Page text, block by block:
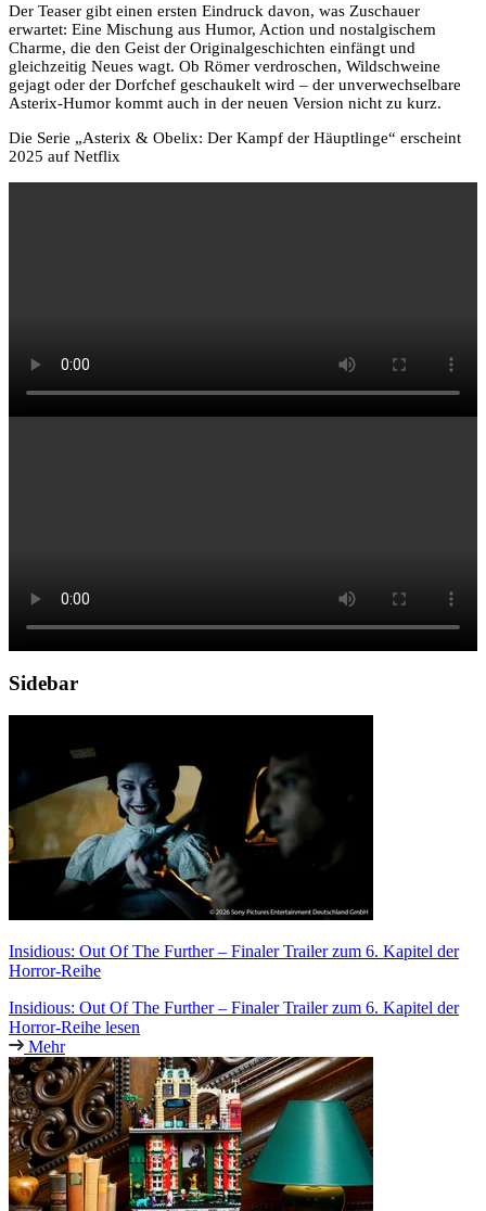
Der Teaser gibt einen ersten Eindruck davon, was Zuschauer
erwartet: Eine Mischung aus Humor, Action und nostalgischem
Charme, die den Geist der Originalgeschichten einfängt und
gleichzeitig Neues wagt. Ob Römer verdroschen, Wildschweine
gejagt oder der Dorfchef geschaukelt wird – der unverwechselbare
Asterix-Humor kommt auch in der neuen Version nicht zu kurz.
Die Serie „Asterix & Obelix: Der Kampf der Häuptlinge“ erscheint
2025 auf Netflix
Sidebar
Insidious: Out Of The Further – Finaler Trailer zum 6. Kapitel der
Horror-Reihe
Insidious: Out Of The Further – Finaler Trailer zum 6. Kapitel der
Horror-Reihe lesen
Mehr